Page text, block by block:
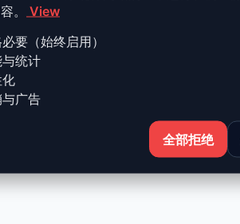
。
View
要（始终启用）
统计
广告
全部拒绝